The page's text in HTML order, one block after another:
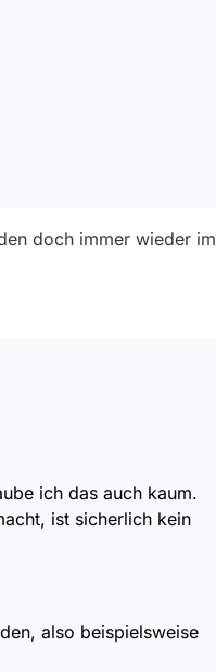
doch immer wieder im
ich das auch kaum.
ist sicherlich kein
also beispielsweise